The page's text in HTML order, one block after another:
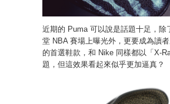
近期的 Puma 可以說是話題十足，除
堂 NBA 賽場上曝光外，更要成為讀
的首選鞋款，和 Nike 同樣都以「X-
題，但這效果看起來似乎更加逼真？